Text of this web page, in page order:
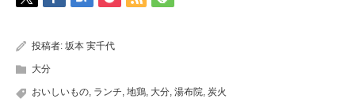
投稿者: 坂本 実千代
大分
おいしいもの, ランチ, 地鶏, 大分, 湯布院, 炭火